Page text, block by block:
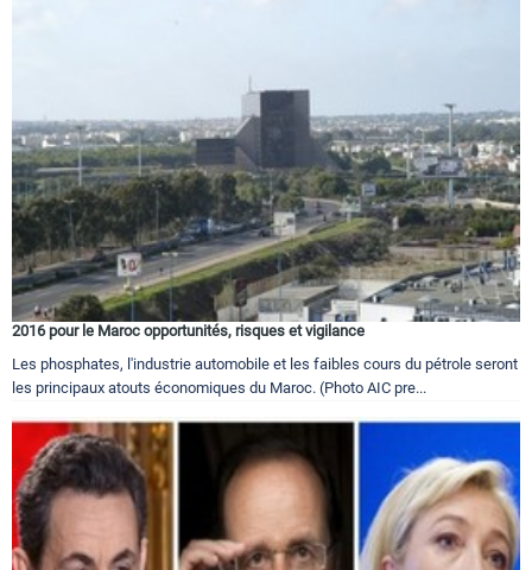
2016 pour le Maroc opportunités, risques et vigilance
Les phosphates, l'industrie automobile et les faibles cours du pétrole seront
les principaux atouts économiques du Maroc. (Photo AIC pre...